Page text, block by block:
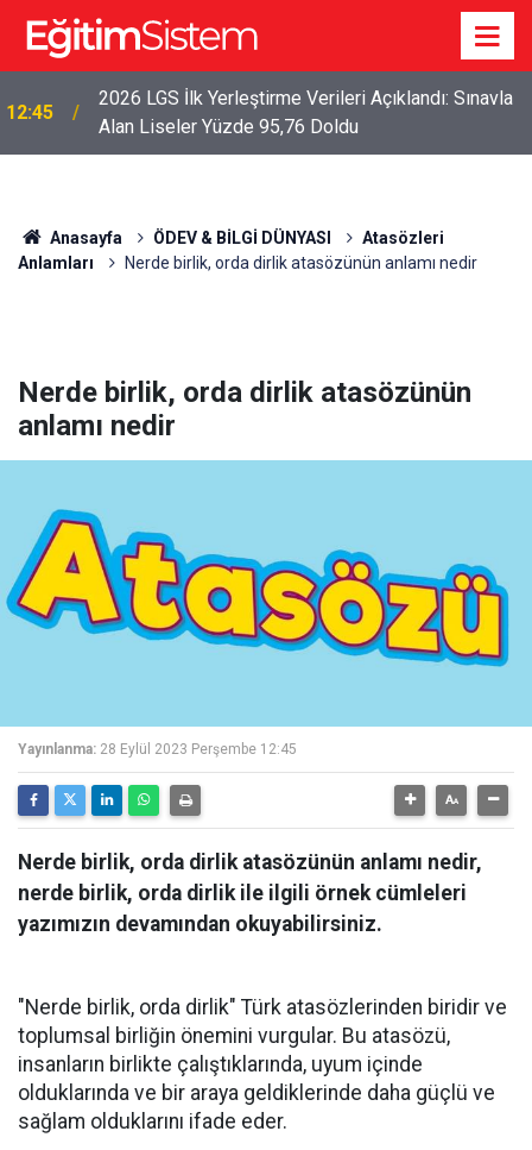
12:45
2026 LGS İlk Yerleştirme Verileri Açıklandı: Sınavla
Alan Liseler Yüzde 95,76 Doldu
Anasayfa ÖDEV & BİLGİ DÜNYASI
Atasözleri
Anlamları
Nerde birlik, orda dirlik atasözünün anlamı nedir
Nerde birlik, orda dirlik atasözünün
anlamı nedir
Yayınlanma: 28 Eylül 2023 Perşembe 12:45
Nerde birlik, orda dirlik atasözünün anlamı nedir,
nerde birlik, orda dirlik ile ilgili örnek cümleleri
yazımızın devamından okuyabilirsiniz.
"Nerde birlik, orda dirlik" Türk atasözlerinden biridir ve
toplumsal birliğin önemini vurgular. Bu atasözü,
insanların birlikte çalıştıklarında, uyum içinde
olduklarında ve bir araya geldiklerinde daha güçlü ve
sağlam olduklarını ifade eder.